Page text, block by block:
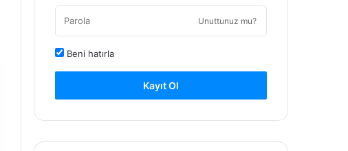
Unuttunuz mu?
Beni hatırla
Kayıt Ol